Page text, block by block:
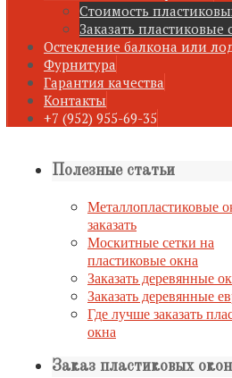
Стоимость
Заказать пластиковые
Остекление балкона или
Фурнитура
Гарантия качества
Контакты
+7 (952) 955-69-35
Полезные статьи
Металлопластиковые
заказать
Москитные сетки на
пластиковые окна
Заказать деревянные
Заказать деревянные
Где лучше заказать
окна
Заказ пластиковых окон